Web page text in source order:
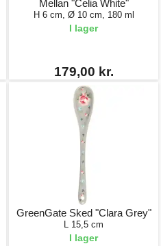
Mellan "Celia White"
H 6 cm, Ø 10 cm, 180 ml
I lager
179,00 kr.
GreenGate Sked "Clara Grey"
L 15,5 cm
I lager